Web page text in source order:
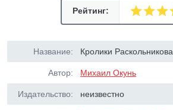
Рейтинг:
Название: Кролики Раскольникова
Автор: Михаил Окунь
Издательство: неизвестно